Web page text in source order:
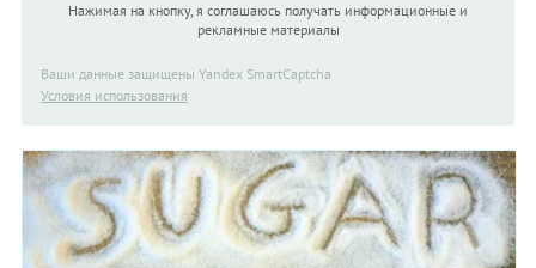
Нажимая на кнопку, я соглашаюсь получать информационные и
рекламные материалы
Ваши данные защищены Yandex SmartCaptcha
Условия использования